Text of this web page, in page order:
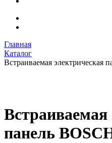
Главная
Каталог
Встраиваемая электрическая
Встраиваемая
панель